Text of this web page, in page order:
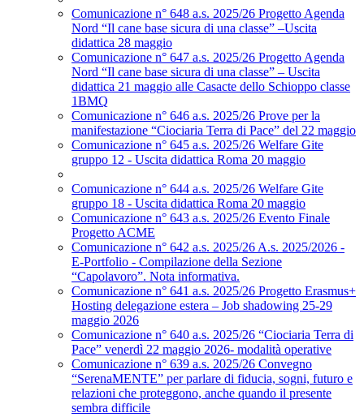
Comunicazione n° 648 a.s. 2025/26 Progetto Agenda
Nord “Il cane base sicura di una classe” –Uscita
didattica 28 maggio
Comunicazione n° 647 a.s. 2025/26 Progetto Agenda
Nord “Il cane base sicura di una classe” – Uscita
didattica 21 maggio alle Casacte dello Schioppo classe
1BMQ
Comunicazione n° 646 a.s. 2025/26 Prove per la
manifestazione “Ciociaria Terra di Pace” del 22 maggio
Comunicazione n° 645 a.s. 2025/26 Welfare Gite
gruppo 12 - Uscita didattica Roma 20 maggio
Comunicazione n° 644 a.s. 2025/26 Welfare Gite
gruppo 18 - Uscita didattica Roma 20 maggio
Comunicazione n° 643 a.s. 2025/26 Evento Finale
Progetto ACME
Comunicazione n° 642 a.s. 2025/26 A.s. 2025/2026 -
E-Portfolio - Compilazione della Sezione
“Capolavoro”. Nota informativa.
Comunicazione n° 641 a.s. 2025/26 Progetto Erasmus+
Hosting delegazione estera – Job shadowing 25-29
maggio 2026
Comunicazione n° 640 a.s. 2025/26 “Ciociaria Terra di
Pace” venerdì 22 maggio 2026- modalità operative
Comunicazione n° 639 a.s. 2025/26 Convegno
“SerenaMENTE” per parlare di fiducia, sogni, futuro e
relazioni che proteggono, anche quando il presente
sembra difficile